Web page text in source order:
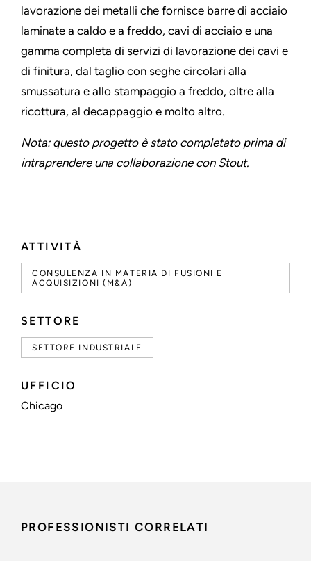
ATTIVITÀ
CONSULENZA IN MATERIA DI FUSIONI E
ACQUISIZIONI (M&A)
SETTORE
SETTORE INDUSTRIALE
UFFICIO
Chicago
lavorazione dei metalli che fornisce barre di acciaio
laminate a caldo e a freddo, cavi di acciaio e una
gamma completa di servizi di lavorazione dei cavi e
di finitura, dal taglio con seghe circolari alla
smussatura e allo stampaggio a freddo, oltre alla
ricottura, al decappaggio e molto altro.
Nota: questo progetto è stato completato prima di
intraprendere una collaborazione con Stout.
PROFESSIONISTI CORRELATI